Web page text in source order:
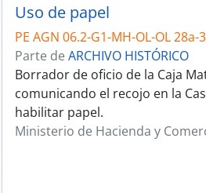
Uso de papel
PE AGN 06.2-G1-MH-OL-OL 28a-
Parte de ARCHIVO HISTÓRICO
Borrador de oficio de la Caja
comunicando el recojo en la
habilitar papel.
Ministerio de Hacienda y